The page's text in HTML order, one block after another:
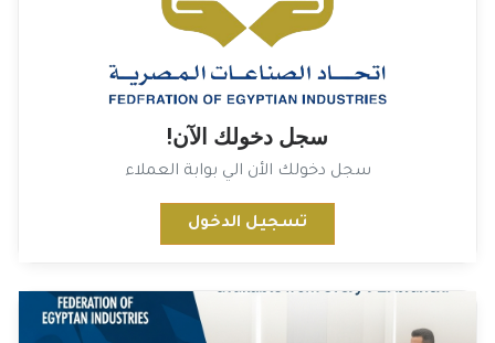
سجل دخولك الآن!
سجل دخولك الأن الي بوابة العملاء
تسجيل الدخول